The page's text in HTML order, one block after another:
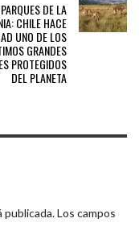
PARQUES DE LA
CHILE HACE
UNO DE LOS
GRANDES
PROTEGIDOS
DEL PLANETA
publicada.Los campos